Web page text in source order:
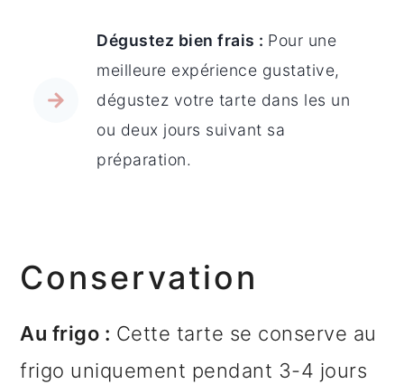
Dégustez bien frais : Pour une
meilleure expérience gustative,
dégustez votre tarte dans les un
ou deux jours suivant sa
préparation.
Conservation
Au frigo : Cette tarte se conserve au
frigo uniquement pendant 3-4 jours